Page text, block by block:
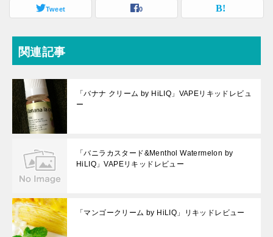
Tweet 0
関連記事
「バナナ クリーム by HiLIQ」VAPEリキッドレビュ
ー
「バニラカスタード&Menthol Watermelon by
HiLIQ」VAPEリキッドレビュー
「マンゴークリーム by HiLIQ」リキッドレビュー